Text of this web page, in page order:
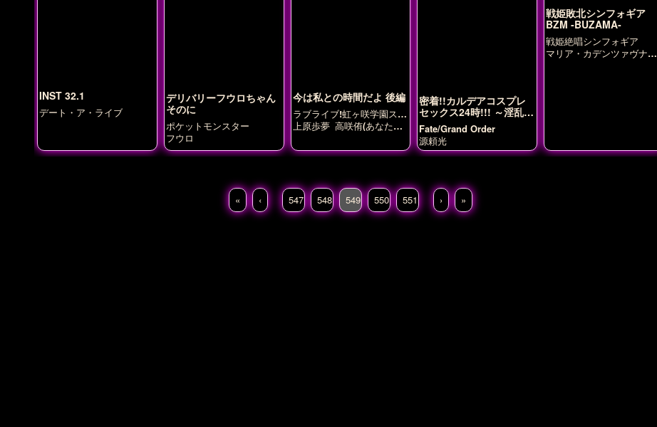
INST 32.1
デート・ア・ライブ
デリバリーフウロちゃん
そのに
ポケットモンスター
フウロ
今は私との時間だよ 後編
ラブライブ!虹ヶ咲学園スク
ールアイドル同好会
上原歩夢 高咲侑(あなたち
ゃん)
密着!!カルデアコスプレ
セックス24時!!! ～淫乱爆
乳ママ温泉旅情編～
Fate/Grand Order
源頼光
戦姫敗北シンフォギア
BZM ‐BUZAMA‐
戦姫絶唱シンフォギア
マリア・カデンツァヴナ・
« ‹ 547 548 549 550 551 › »